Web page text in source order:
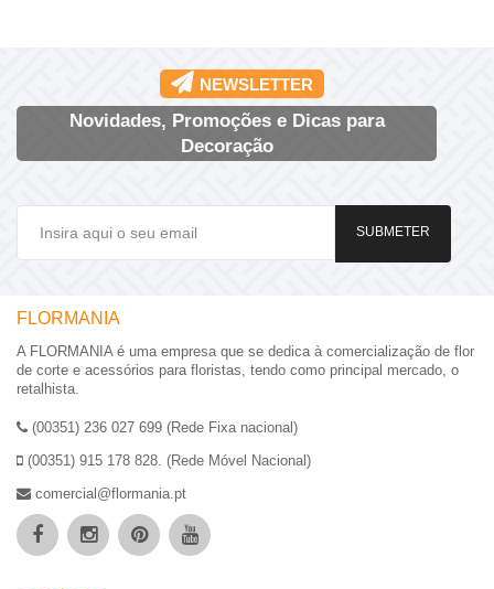
NEWSLETTER
Novidades, Promoções e Dicas para
Decoração
SUBMETER
FLORMANIA
A FLORMANIA é uma empresa que se dedica à comercialização de flor
de corte e acessórios para floristas, tendo como principal mercado, o
retalhista.
(00351) 236 027 699 (Rede Fixa nacional)
(00351) 915 178 828. (Rede Móvel Nacional)
comercial@flormania.pt